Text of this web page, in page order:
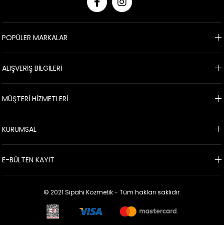
POPÜLER MARKALAR
ALIŞVERİŞ BİLGİLERİ
MÜŞTERİ HİZMETLERİ
KURUMSAL
E-BÜLTEN KAYIT
© 2021 Sipahi Kozmetik - Tüm hakları saklıdır.